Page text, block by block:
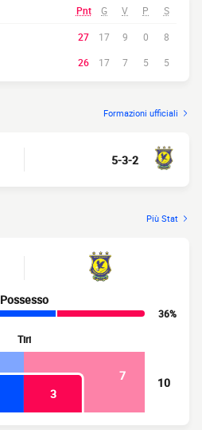
Pnt G V P S
27 17 9 0
8
26 17 7 5 5
Formazioni ufficiali
5-3-2
Più Stat
Possesso
36%
Tiri
7
3
10